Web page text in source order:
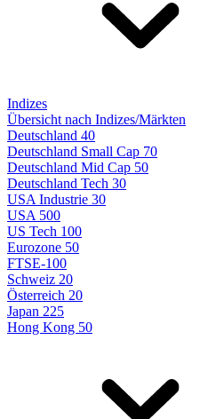
Indizes
Übersicht nach Indizes/Märkten
Deutschland 40
Deutschland Small Cap 70
Deutschland Mid Cap 50
Deutschland Tech 30
USA Industrie 30
USA 500
US Tech 100
Eurozone 50
FTSE-100
Schweiz 20
Österreich 20
Japan 225
Hong Kong 50